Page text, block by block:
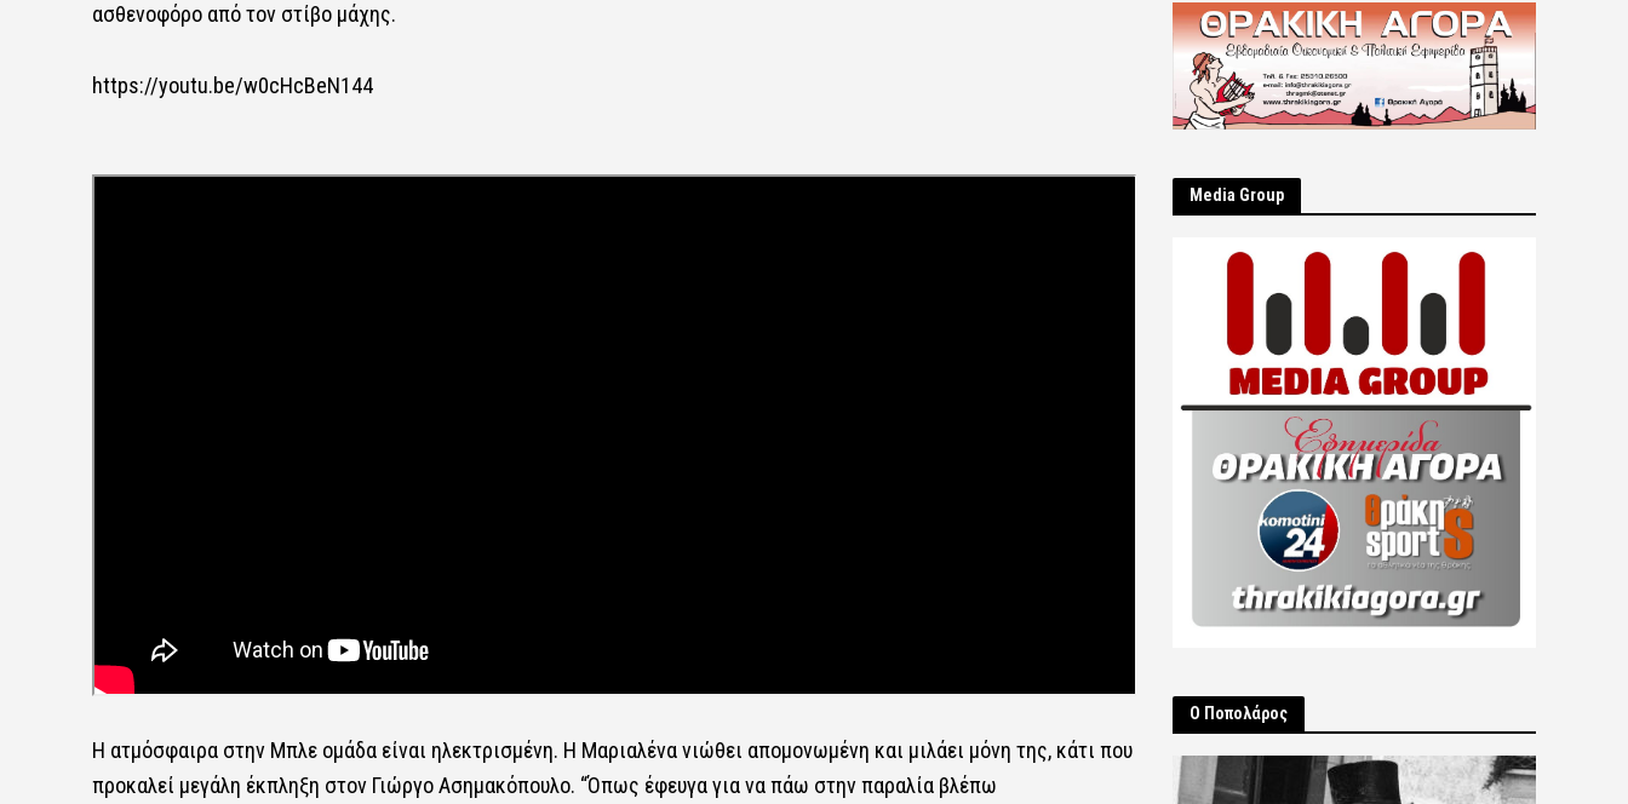
ασθενοφόρο από τον στίβο μάχης.
https://youtu.be/w0cHcBeN144
Η ατμόσφαιρα στην Μπλε ομάδα είναι ηλεκτρισμένη. Η Μαριαλένα νιώθει απομονωμένη και μιλάει μόνη της, κάτι που
προκαλεί μεγάλη έκπληξη στον Γιώργο Ασημακόπουλο. “Όπως έφευγα για να πάω στην παραλία βλέπω
Μedia Group
Ο Ποπολάρος